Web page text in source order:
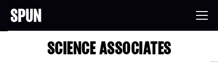
SCIENCE ASSOCIATES